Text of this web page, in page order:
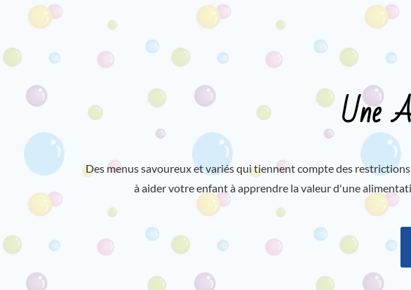
Une
Des menus savoureux et variés qui tiennent compte des
à aider votre enfant à apprendre la valeur d'une